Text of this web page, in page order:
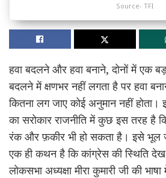
Source- TFI
हवा बदलने और हवा बनाने, दोनों में एक
बदलने में क्षणभर नहीं लगता है पर हवा
कितना लग जाए कोई अनुमान नहीं
का सरोकार राजनीति में कुछ इस तरह है
रंक और फ़कीर भी हो सकता है। इसे भूल
एक ही कथन है कि कांग्रेस की स्थिति
लोकसभा अध्यक्षा मीरा कुमारी जी की